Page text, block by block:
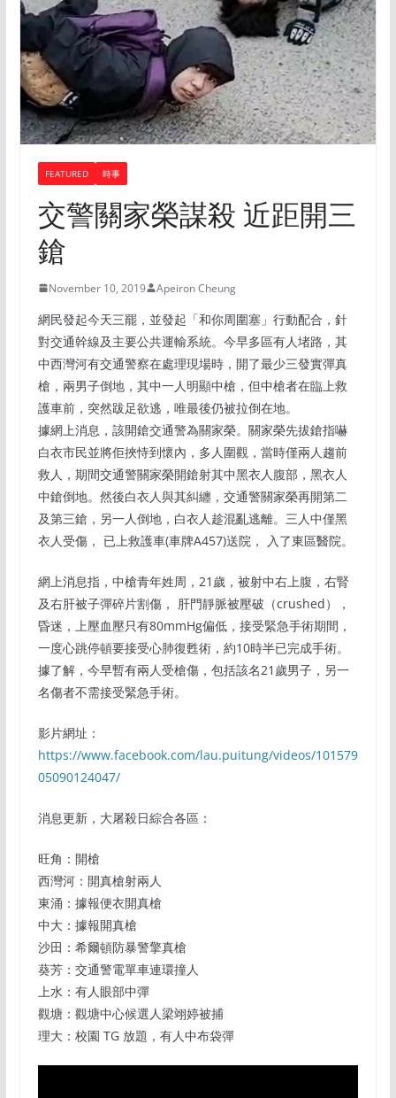
FEATURED 時事
交警關家榮謀殺 近距開三
鎗
November 10, 2019 Apeiron Cheung
網民發起今天三罷，並發起「和你周圍塞」行動配合，針
對交通幹線及主要公共運輸系統。今早多區有人堵路，其
中西灣河有交通警察在處理現場時，開了最少三發實彈真
槍，兩男子倒地，其中一人明顯中槍，但中槍者在臨上救
護車前，突然跋足欲逃，唯最後仍被拉倒在地。
據網上消息，該開鎗交通警為關家榮。關家榮先拔鎗指嚇
白衣市民並將佢挾恃到懷內，多人圍觀，當時僅兩人趨前
救人，期間交通警關家榮開鎗射其中黑衣人腹部，黑衣人
中鎗倒地。然後白衣人與其糾纏，交通警關家榮再開第二
及第三鎗，另一人倒地，白衣人趁混亂逃離。三人中僅黑
衣人受傷， 已上救護車(車牌A457)送院， 入了東區醫院。
網上消息指，中槍青年姓周，21歲，被射中右上腹，右腎
及右肝被子彈碎片割傷， 肝門靜脈被壓破（crushed），
昏迷，上壓血壓只有80mmHg偏低，接受緊急手術期間，
一度心跳停頓要接受心肺復甦術，約10時半已完成手術。
據了解，今早暫有兩人受槍傷，包括該名21歲男子，另一
名傷者不需接受緊急手術。
影片網址：
https://www.facebook.com/lau.puitung/videos/101579
05090124047/
消息更新，大屠殺日綜合各區：
旺角：開槍
西灣河：開真槍射兩人
東涌：據報便衣開真槍
中大：據報開真槍
沙田：希爾頓防暴警擎真槍
葵芳：交通警電單車連環撞人
上水：有人眼部中彈
觀塘：觀塘中心候選人梁翊婷被捕
理大：校園 TG 放題，有人中布袋彈